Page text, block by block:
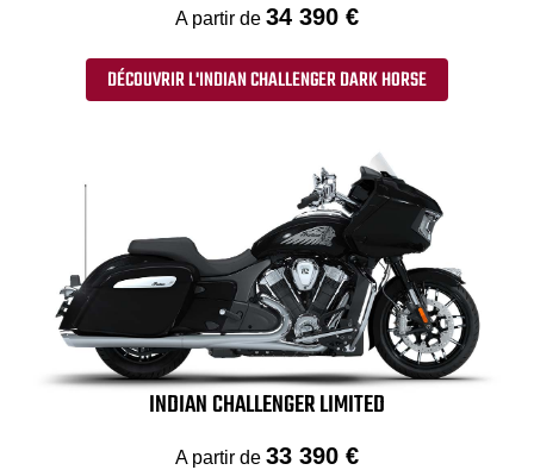
A partir de 34 390 €
DÉCOUVRIR L'INDIAN CHALLENGER DARK HORSE
INDIAN CHALLENGER LIMITED
A partir de 33 390 €